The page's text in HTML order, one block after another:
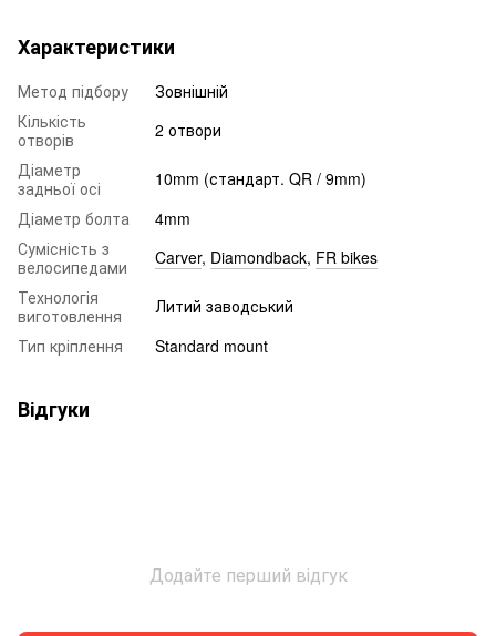
Характеристики
Метод підбору
Зовнішній
Кількість
отворів
2 отвори
Діаметр
задньої осі
10mm (стандарт. QR / 9mm)
Діаметр болта
4mm
Сумісність з
велосипедами
Carver, Diamondback, FR bikes
Технологія
виготовлення
Литий заводський
Тип кріплення
Standard mount
Відгуки
Додайте перший відгук